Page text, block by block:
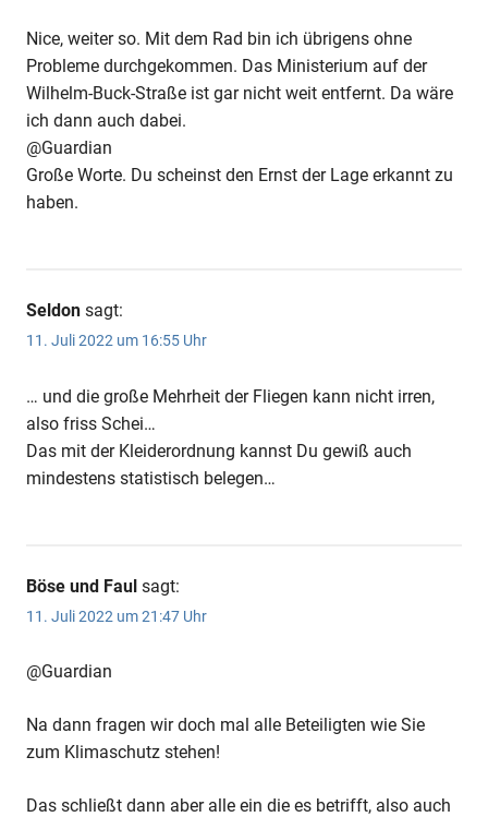
Nice, weiter so. Mit dem Rad bin ich übrigens ohne
Probleme durchgekommen. Das Ministerium auf der
Wilhelm-Buck-Straße ist gar nicht weit entfernt. Da wäre
ich dann auch dabei.
@Guardian
Große Worte. Du scheinst den Ernst der Lage erkannt zu
haben.
Seldon sagt:
11. Juli 2022 um 16:55 Uhr
… und die große Mehrheit der Fliegen kann nicht irren,
also friss Schei…
Das mit der Kleiderordnung kannst Du gewiß auch
mindestens statistisch belegen…
Böse und Faul sagt:
11. Juli 2022 um 21:47 Uhr
@Guardian
Na dann fragen wir doch mal alle Beteiligten wie Sie
zum Klimaschutz stehen!
Das schließt dann aber alle ein die es betrifft, also auch